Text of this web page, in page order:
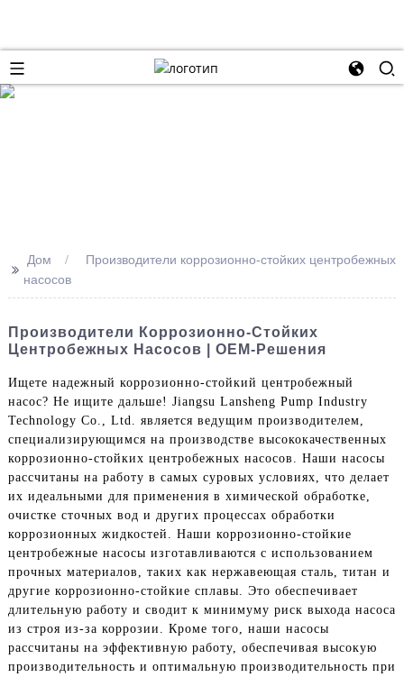
>> Дом
Производители коррозионно-стойких центробежных
насосов
Производители Коррозионно-Стойких
Центробежных Насосов | OEM-Решения
Ищете надежный коррозионно-стойкий центробежный
насос? Не ищите дальше! Jiangsu Lansheng Pump Industry
Technology Co., Ltd. является ведущим производителем,
специализирующимся на производстве высококачественных
коррозионно-стойких центробежных насосов. Наши насосы
рассчитаны на работу в самых суровых условиях, что делает
их идеальными для применения в химической обработке,
очистке сточных вод и других процессах обработки
коррозионных жидкостей. Наши коррозионно-стойкие
центробежные насосы изготавливаются с использованием
прочных материалов, таких как нержавеющая сталь, титан и
другие коррозионно-стойкие сплавы. Это обеспечивает
длительную работу и сводит к минимуму риск выхода насоса
из строя из-за коррозии. Кроме того, наши насосы
рассчитаны на эффективную работу, обеспечивая высокую
производительность и оптимальную производительность при